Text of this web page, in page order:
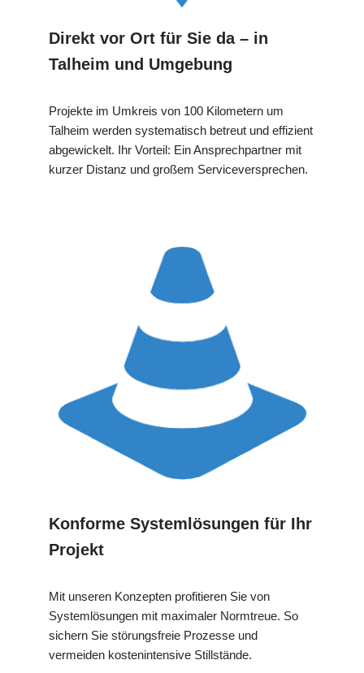
Direkt vor Ort für Sie da – in
Talheim und Umgebung
Projekte im Umkreis von 100 Kilometern um
Talheim werden systematisch betreut und effizient
abgewickelt. Ihr Vorteil: Ein Ansprechpartner mit
kurzer Distanz und großem Serviceversprechen.
Konforme Systemlösungen für Ihr
Projekt
Mit unseren Konzepten profitieren Sie von
Systemlösungen mit maximaler Normtreue. So
sichern Sie störungsfreie Prozesse und
vermeiden kostenintensive Stillstände.